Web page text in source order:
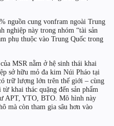
nguồn cung vonfram ngoài Trung
nghiệp này trong nhóm “tài sản
phụ thuộc vào Trung Quốc trong
MSR nằm ở hệ sinh thái khai
sở hữu mỏ đa kim Núi Pháo tại
trữ lượng lớn trên thế giới – cùng
khai thác quặng đến sản phẩm
APT, YTO, BTO. Mô hình này
mà còn tham gia sâu hơn vào